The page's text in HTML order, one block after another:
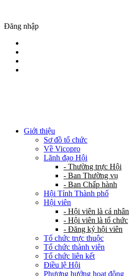
Đăng nhập
Giới thiệu
Sơ đồ tổ chức
Về Vicopro
Lãnh đạo Hội
- Thường trực Hội
- Ban Thường vụ
- Ban Chấp hành
Hội Tỉnh Thành phố
Hội viên
- Hội viên là cá nhân
- Hội viên là tổ chức
- Đăng ký hội viên
Tổ chức trực thuộc
Tổ chức thành viên
Tổ chức liên kết
Điều lệ Hội
Phương hướng hoạt động